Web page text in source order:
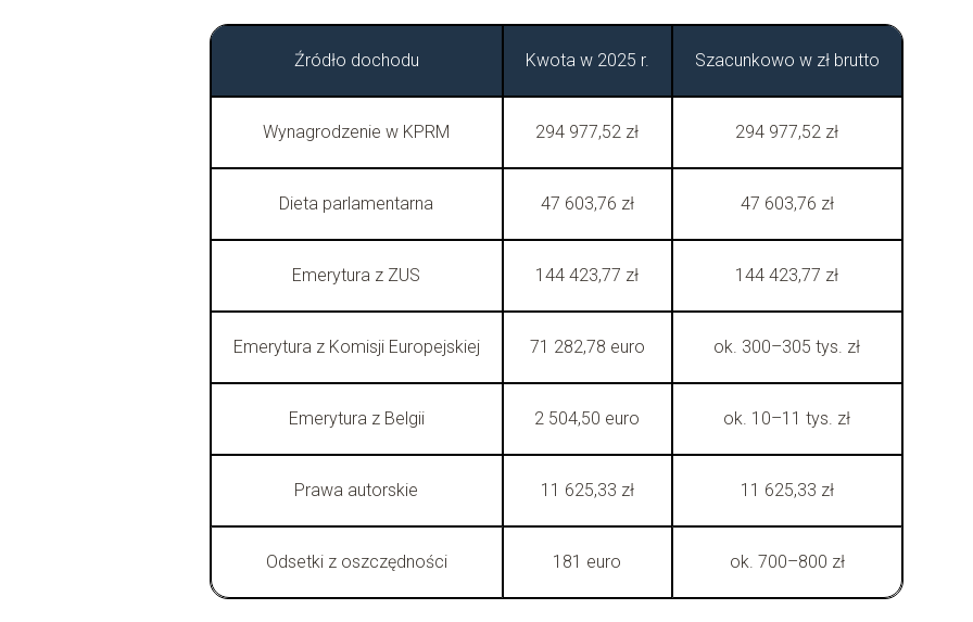
Źródło dochodu Kwota w 2025 r. Szacunkowo w zł brutto
Wynagrodzenie w KPRM 294 977,52 zł 294 977,52 zł
Dieta parlamentarna 47 603,76 zł 47 603,76 zł
Emerytura z ZUS 144 423,77 zł 144 423,77 zł
Emerytura z Komisji Europejskiej 71 282,78 euro ok. 300–305 tys. zł
Emerytura z Belgii 2 504,50 euro ok. 10–11 tys. zł
Prawa autorskie 11 625,33 zł 11 625,33 zł
Odsetki z oszczędności 181 euro ok. 700–800 zł